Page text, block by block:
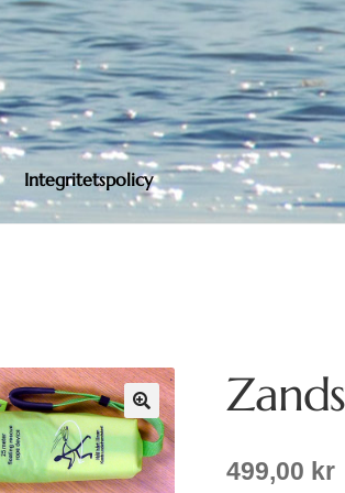
Integritetspolicy
499,00 kr